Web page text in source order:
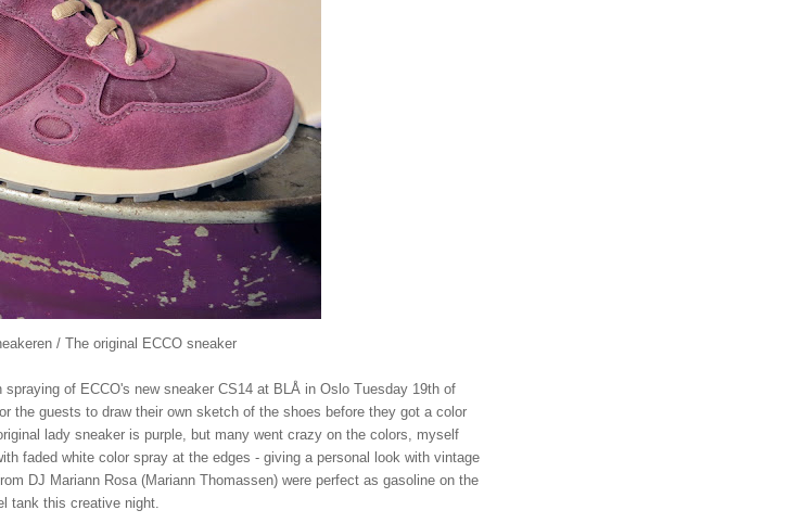
/ The original ECCO sneaker
of ECCO's new sneaker CS14 at BLÅ in Oslo Tuesday 19th of
the guests to draw their own sketch of the shoes before they got a color
lady sneaker is purple, but many went crazy on the colors, myself
faded white color spray at the edges - giving a personal look with vintage
DJ Mariann Rosa (Mariann Thomassen) were perfect as gasoline on the
tank this creative night.